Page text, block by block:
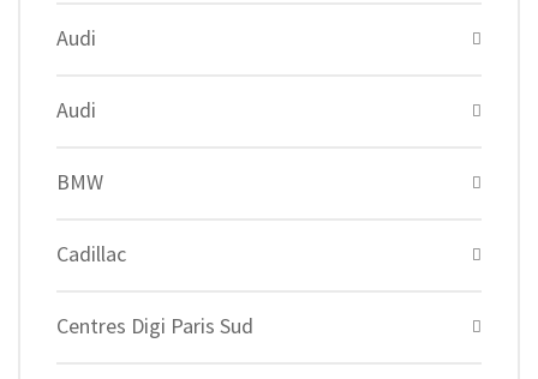
Audi
Audi
BMW
Cadillac
Centres Digi Paris Sud